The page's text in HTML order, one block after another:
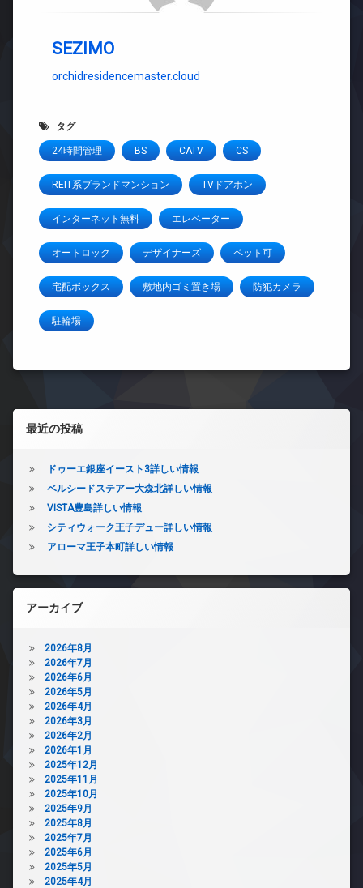
SEZIMO
orchidresidencemaster.cloud
タグ
24時間管理 BS CATV CS
REIT系ブランドマンション TVドアホン
インターネット無料 エレベーター
オートロック デザイナーズ ペット可
宅配ボックス 敷地内ゴミ置き場 防犯カメラ
駐輪場
左サイドバー
最近の投稿
ドゥーエ銀座イースト3詳しい情報
ベルシードステアー大森北詳しい情報
VISTA豊島詳しい情報
シティウォーク王子デュー詳しい情報
アローマ王子本町詳しい情報
アーカイブ
2026年8月
2026年7月
2026年6月
2026年5月
2026年4月
2026年3月
2026年2月
2026年1月
2025年12月
2025年11月
2025年10月
2025年9月
2025年8月
2025年7月
2025年6月
2025年5月
2025年4月